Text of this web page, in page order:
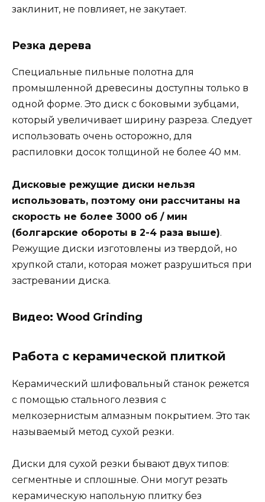
заклинит, не повлияет, не закутает.
Резка дерева
Специальные пильные полотна для
промышленной древесины доступны только в
одной форме. Это диск с боковыми зубцами,
который увеличивает ширину разреза. Следует
использовать очень осторожно, для
распиловки досок толщиной не более 40 мм.
Дисковые режущие диски нельзя
использовать, поэтому они рассчитаны на
скорость не более 3000 об / мин
(болгарские обороты в 2-4 раза выше).
Режущие диски изготовлены из твердой, но
хрупкой стали, которая может разрушиться при
застревании диска.
Видео: Wood Grinding
Работа с керамической плиткой
Керамический шлифовальный станок режется
с помощью стального лезвия с
мелкозернистым алмазным покрытием. Это так
называемый метод сухой резки.
Диски для сухой резки бывают двух типов:
сегментные и сплошные. Они могут резать
керамическую напольную плитку без